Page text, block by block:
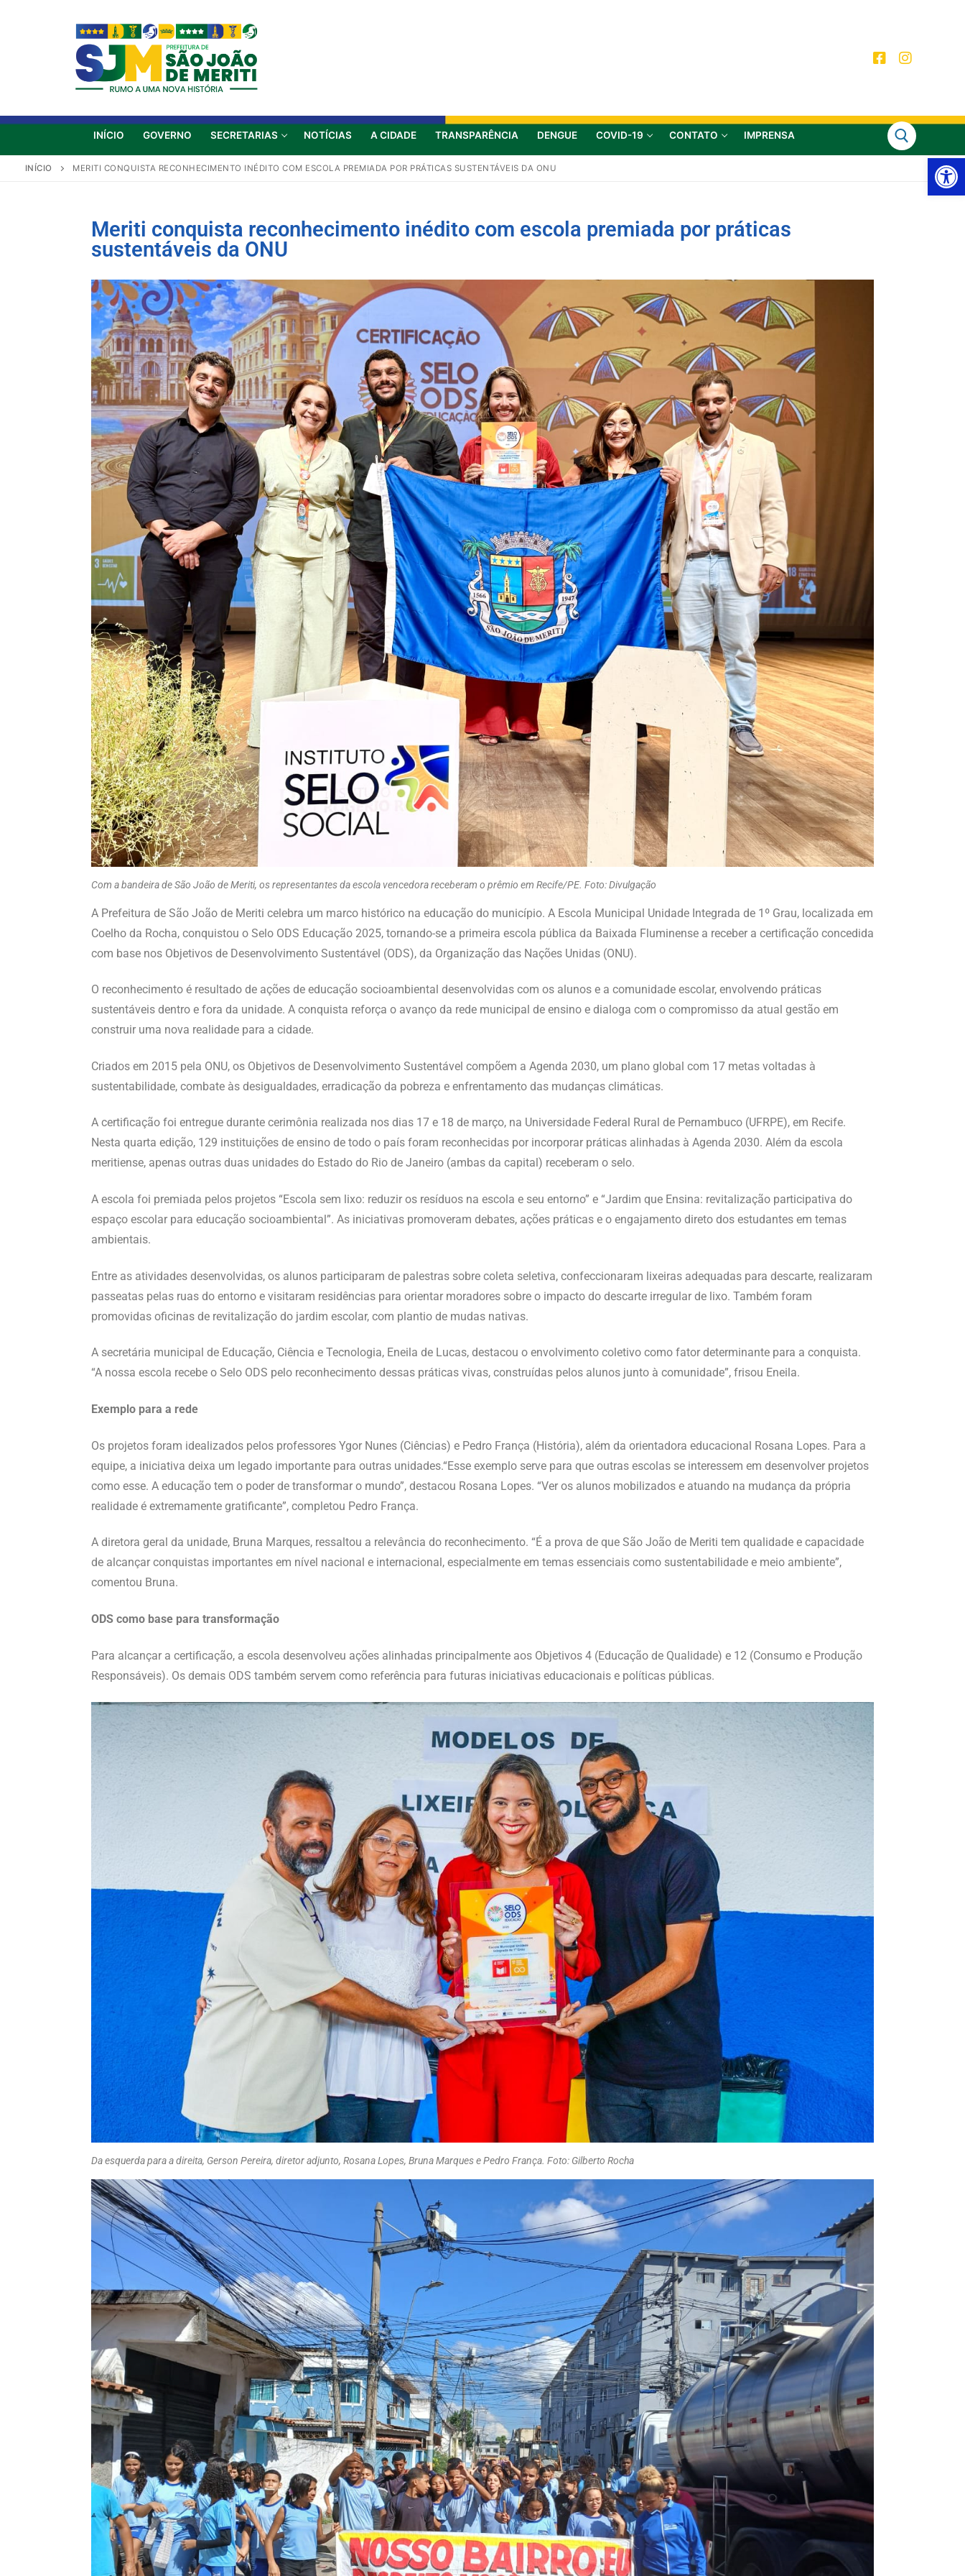
INÍCIO GOVERNO SECRETARIAS NOTÍCIAS A CIDADE TRANSPARÊNCIA DENGUE COVID-19 CONTATO IMPRENSA
INÍCIO MERITI CONQUISTA RECONHECIMENTO INÉDITO COM ESCOLA PREMIADA POR PRÁTICAS SUSTENTÁVEIS DA ONU
Meriti conquista reconhecimento inédito com escola premiada por práticas
sustentáveis da ONU
Com a bandeira de São João de Meriti, os representantes da escola vencedora receberam o prêmio em Recife/PE. Foto: Divulgação
A Prefeitura de São João de Meriti celebra um marco histórico na educação do município. A Escola Municipal Unidade Integrada de 1º Grau, localizada em
Coelho da Rocha, conquistou o Selo ODS Educação 2025, tornando-se a primeira escola pública da Baixada Fluminense a receber a certificação concedida
com base nos Objetivos de Desenvolvimento Sustentável (ODS), da Organização das Nações Unidas (ONU).
O reconhecimento é resultado de ações de educação socioambiental desenvolvidas com os alunos e a comunidade escolar, envolvendo práticas
sustentáveis dentro e fora da unidade. A conquista reforça o avanço da rede municipal de ensino e dialoga com o compromisso da atual gestão em
construir uma nova realidade para a cidade.
Criados em 2015 pela ONU, os Objetivos de Desenvolvimento Sustentável compõem a Agenda 2030, um plano global com 17 metas voltadas à
sustentabilidade, combate às desigualdades, erradicação da pobreza e enfrentamento das mudanças climáticas.
A certificação foi entregue durante cerimônia realizada nos dias 17 e 18 de março, na Universidade Federal Rural de Pernambuco (UFRPE), em Recife.
Nesta quarta edição, 129 instituições de ensino de todo o país foram reconhecidas por incorporar práticas alinhadas à Agenda 2030. Além da escola
meritiense, apenas outras duas unidades do Estado do Rio de Janeiro (ambas da capital) receberam o selo.
A escola foi premiada pelos projetos “Escola sem lixo: reduzir os resíduos na escola e seu entorno” e “Jardim que Ensina: revitalização participativa do
espaço escolar para educação socioambiental”. As iniciativas promoveram debates, ações práticas e o engajamento direto dos estudantes em temas
ambientais.
Entre as atividades desenvolvidas, os alunos participaram de palestras sobre coleta seletiva, confeccionaram lixeiras adequadas para descarte, realizaram
passeatas pelas ruas do entorno e visitaram residências para orientar moradores sobre o impacto do descarte irregular de lixo. Também foram
promovidas oficinas de revitalização do jardim escolar, com plantio de mudas nativas.
A secretária municipal de Educação, Ciência e Tecnologia, Eneila de Lucas, destacou o envolvimento coletivo como fator determinante para a conquista.
“A nossa escola recebe o Selo ODS pelo reconhecimento dessas práticas vivas, construídas pelos alunos junto à comunidade”, frisou Eneila.
Exemplo para a rede
Os projetos foram idealizados pelos professores Ygor Nunes (Ciências) e Pedro França (História), além da orientadora educacional Rosana Lopes. Para a
equipe, a iniciativa deixa um legado importante para outras unidades.“Esse exemplo serve para que outras escolas se interessem em desenvolver projetos
como esse. A educação tem o poder de transformar o mundo”, destacou Rosana Lopes. “Ver os alunos mobilizados e atuando na mudança da própria
realidade é extremamente gratificante”, completou Pedro França.
A diretora geral da unidade, Bruna Marques, ressaltou a relevância do reconhecimento. “É a prova de que São João de Meriti tem qualidade e capacidade
de alcançar conquistas importantes em nível nacional e internacional, especialmente em temas essenciais como sustentabilidade e meio ambiente”,
comentou Bruna.
ODS como base para transformação
Para alcançar a certificação, a escola desenvolveu ações alinhadas principalmente aos Objetivos 4 (Educação de Qualidade) e 12 (Consumo e Produção
Responsáveis). Os demais ODS também servem como referência para futuras iniciativas educacionais e políticas públicas.
Da esquerda para a direita, Gerson Pereira, diretor adjunto, Rosana Lopes, Bruna Marques e Pedro França. Foto: Gilberto Rocha